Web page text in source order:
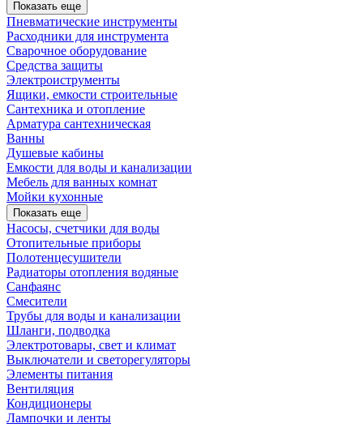
Показать еще
Пневматические инструменты
Расходники для инструмента
Сварочное оборудование
Средства защиты
Электроиструменты
Ящики, емкости строительные
Сантехника и отопление
Арматура сантехническая
Ванны
Душевые кабины
Емкости для воды и канализации
Мебель для ванных комнат
Мойки кухонные
Показать еще
Насосы, счетчики для воды
Отопительные приборы
Полотенцесушители
Радиаторы отопления водяные
Санфаянс
Смесители
Трубы для воды и канализации
Шланги, подводка
Электротовары, свет и климат
Выключатели и светорегуляторы
Элементы питания
Вентиляция
Кондиционеры
Лампочки и ленты